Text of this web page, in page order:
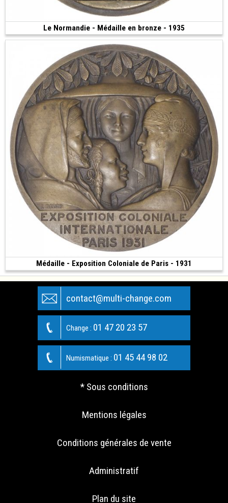
Le Normandie - Médaille en bronze - 1935
(1935 • 147.45 g • 68 mm)
Médaille - Exposition Coloniale de Paris - 1931
(1931 • 142.87 g • 68 mm)
contact@multi-change.com
Change : 01 47 20 23 57
Numismatique : 01 45 44 98 02
* Sous conditions
Mentions légales
Conditions générales de vente
Administratif
Plan du site